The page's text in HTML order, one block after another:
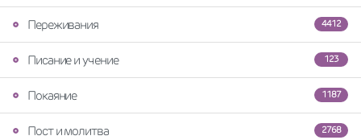
4412
Переживания
123
Писание и учение
1187
Покаяние
2768
Пост и молитва